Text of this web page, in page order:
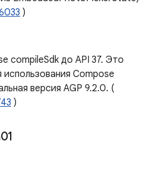
)
compileSdk до API 37. Это
использования Compose
версия AGP 9.2.0. (
)